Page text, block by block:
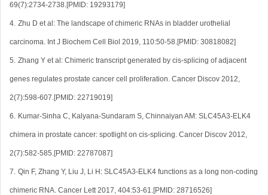
69(7):2734-2738.[PMID: 19293179]
4. Zhu D et al : The landscape of chimeric RNAs in bladder urothelial
carcinoma. Int J Biochem Cell Biol 2019, 110:50-58.[PMID: 30818082]
5. Zhang Y et al : Chimeric transcript generated by cis-splicing of adjacent
genes regulates prostate cancer cell proliferation. Cancer Discov 2012,
2(7):598-607.[PMID: 22719019]
6. Kumar-Sinha C, Kalyana-Sundaram S, Chinnaiyan AM: SLC45A3-ELK4
chimera in prostate cancer: spotlight on cis-splicing. Cancer Discov 2012,
2(7):582-585.[PMID: 22787087]
7. Qin F, Zhang Y, Liu J, Li H: SLC45A3-ELK4 functions as a long non-coding
chimeric RNA. Cancer Lett 2017, 404:53-61.[PMID: 28716526]